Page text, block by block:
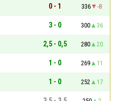
0 - 1 336
-8
3 - 0 300
36
2,5 - 0,5 280
20
1 - 0 269
11
1 - 0 252
17